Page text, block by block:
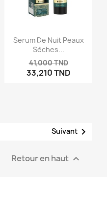
Serum De Nuit Peaux
Sèches...
41,000 TND
33,210 TND
Suivant 
Retour en haut 